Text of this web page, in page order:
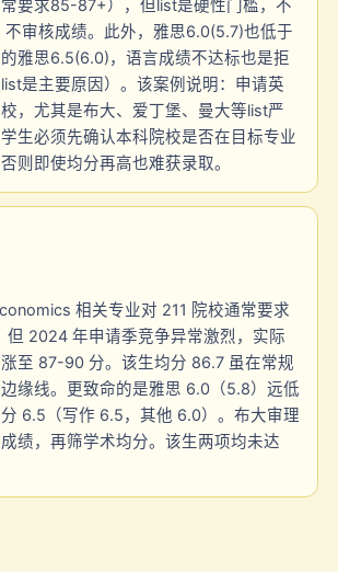
要求85-87+），但list是硬性门槛，不
审核成绩。此外，雅思6.0(5.7)也低于
雅思6.5(6.0)，语言成绩不达标也是拒
是主要原因）。该案例说明：申请英
，尤其是布大、爱丁堡、曼大等list严
生必须先确认本科院校是否在目标专业
则即使均分再高也难获录取。
相关专业对 211 院校通常要求
2024 年申请季竞争异常激烈，实际
至 87-90 分。该生均分 86.7 虽在常规
缘线。更致命的是雅思 6.0（5.8）远低
6.5（写作 6.5，其他 6.0）。布大审理
绩，再筛学术均分。该生两项均未达